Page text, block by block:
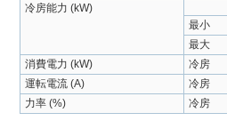
冷房能力 (kW)
最小
最大
消費電力 (kW)
冷房
運転電流 (A)
冷房
力率 (%)
冷房